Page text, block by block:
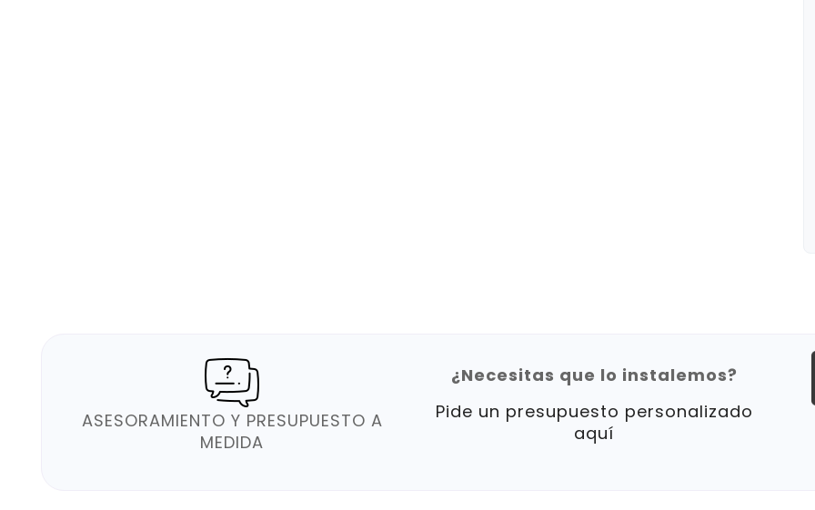
ASESORAMIENTO Y PRESUPUESTO A
MEDIDA
¿Necesitas que lo instalemos?
Pide un presupuesto personalizado
aquí